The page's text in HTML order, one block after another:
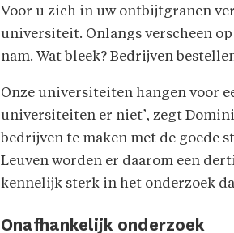
Voor u zich in uw ontbijtgranen
universiteit. Onlangs verscheen
nam. Wat bleek? Bedrijven
Onze universiteiten hangen voor
universiteiten er niet’, zegt
bedrijven te maken met de goede
Leuven worden er daarom een
kennelijk sterk in het onderzoek
Onafhankelijk onderzoek